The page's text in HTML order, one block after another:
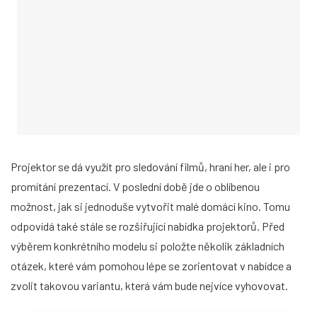
Projektor se dá využít pro sledování filmů, hraní her, ale i pro
promítání prezentací. V poslední době jde o oblíbenou
možnost, jak si jednoduše vytvořit malé domácí kino. Tomu
odpovídá také stále se rozšiřující nabídka projektorů. Před
výběrem konkrétního modelu si položte několik základních
otázek, které vám pomohou lépe se zorientovat v nabídce a
zvolit takovou variantu, která vám bude nejvíce vyhovovat.